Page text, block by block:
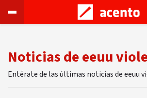
Noticias de eeuu
Entérate de las últimas noticias de eeuu